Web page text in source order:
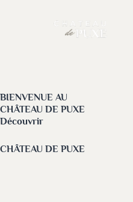
BIENVENUE AU
CHÂTEAU DE PUXE
Découvrir
CHÂTEAU DE PUXE